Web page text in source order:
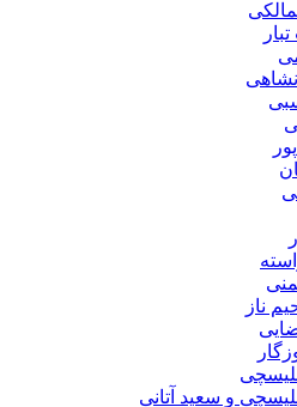
و سعید آتانی